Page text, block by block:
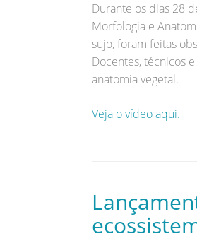
Durante os dias 28
Morfologia e
sujo, foram feitas
Docentes, técnicos
anatomia vegetal.
Veja o vídeo aqui.